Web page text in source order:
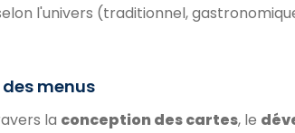
l'univers (traditionnel,
menus
la conception des cartes, le